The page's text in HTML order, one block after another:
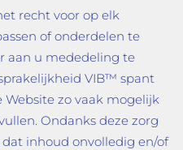
recht voor op elk
of onderdelen te
aan u mededeling te
VIB™ spant
zo vaak mogelijk
Ondanks deze zorg
inhoud onvolledig en/of